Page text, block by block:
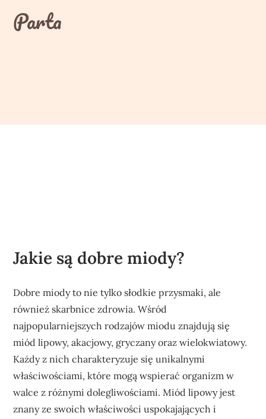
contentParta
Jakie są dobre miody?
Dobre miody to nie tylko słodkie przysmaki, ale
również skarbnice zdrowia. Wśród
najpopularniejszych rodzajów miodu znajdują się
miód lipowy, akacjowy, gryczany oraz wielokwiatowy.
Każdy z nich charakteryzuje się unikalnymi
właściwościami, które mogą wspierać organizm w
walce z różnymi dolegliwościami. Miód lipowy jest
znany ze swoich właściwości uspokajających i